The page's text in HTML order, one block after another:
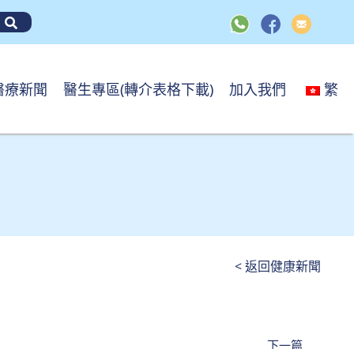
療新聞 醫生專區(轉介表格下載) 加入我們 繁
< 返回健康新聞
下一篇